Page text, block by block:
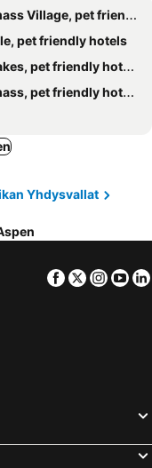
Village, pet friendly hotels
pet friendly hotels
pet friendly hotels
pet friendly hotels
Yhdysvallat
Facebook
Twitter